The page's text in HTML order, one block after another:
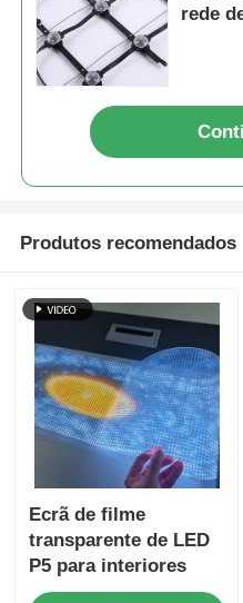
rede
Produtos recomendados
Ecrã de filme
transparente de LED
P5 para interiores
Ecrã adesivo de alta